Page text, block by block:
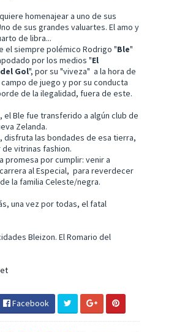
homenajear a uno de sus
de sus grandes valuartes. El amo y
de libra...
el siempre polémico Rodrigo "Ble"
por los medios "El
Gol", por su "viveza" a la hora de
de juego y por su conducta
de la ilegalidad, fuera de este.
el Ble fue transferido a algún club de
Zelanda.
disfruta las bondades de esa tierra,
vitrinas fashion.
promesa por cumplir: venir a
al Especial, para reverdecer
la familia Celeste/negra.
una vez por todas, el fatal
Bleizon. El Romario del
Facebook